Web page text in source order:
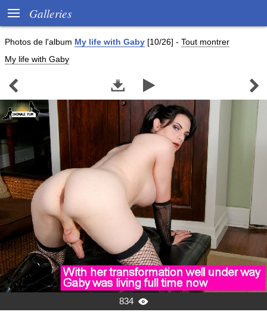
 Galleries
Photos de l'album My life with Gaby [10/26] - Tout montrer
My life with Gaby
   
834 